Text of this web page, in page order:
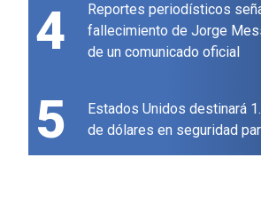
4
Reportes periodísticos
fallecimiento de Jorge
de un comunicado oficial
5
Estados Unidos destinará
de dólares en seguridad